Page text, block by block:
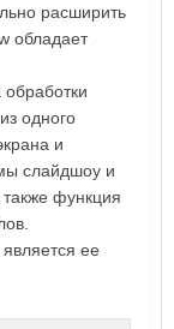
расширить
обладает
одного
и
слайдшоу и
функция
ее